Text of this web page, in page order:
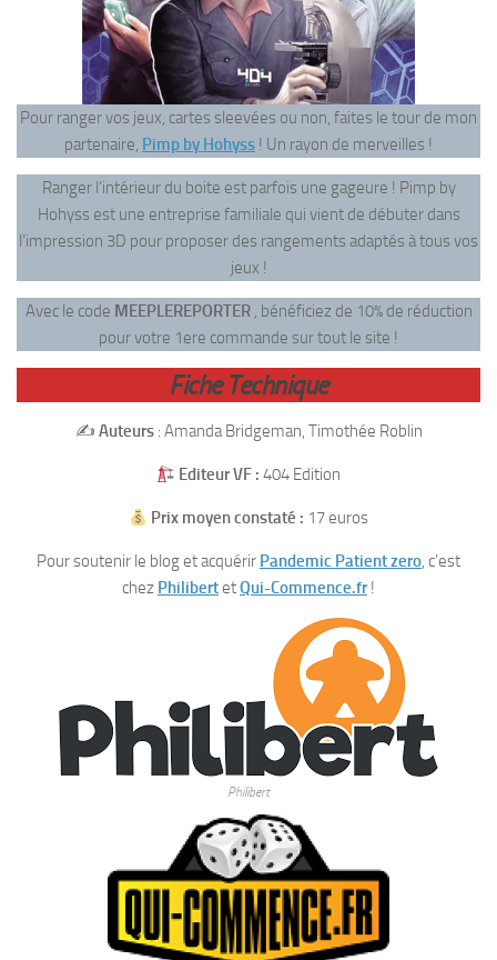
Pour ranger vos jeux, cartes sleevées ou non, faites le tour de mon
partenaire, Pimp by Hohyss ! Un rayon de merveilles !
Ranger l’intérieur du boite est parfois une gageure ! Pimp by
Hohyss est une entreprise familiale qui vient de débuter dans
l’impression 3D pour proposer des rangements adaptés à tous vos
jeux !
Avec le code MEEPLEREPORTER, bénéficiez de 10% de réduction
pour votre 1ere commande sur tout le site !
Fiche Technique
✍️ Auteurs: Amanda Bridgeman, Timothée Roblin
Editeur VF : 404 Edition
Prix moyen constaté : 17 euros
Pour soutenir le blog et acquérir Pandemic Patient zero, c’est
chez PhilibertetQui-Commence.fr!
Philibert